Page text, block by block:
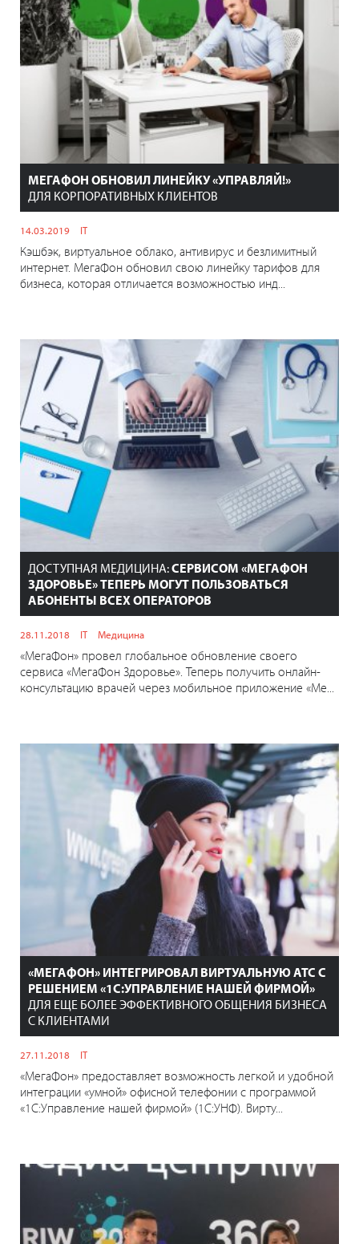
МЕГАФОН ОБНОВИЛ ЛИНЕЙКУ «УПРАВЛЯЙ!»
ДЛЯ КОРПОРАТИВНЫХ КЛИЕНТОВ
14.03.2019 IT
Кэшбэк, виртуальное облако, антивирус и безлимитный
интернет. МегаФон обновил свою линейку тарифов для
бизнеса, которая отличается возможностью инд...
ДОСТУПНАЯ МЕДИЦИНА:СЕРВИСОМ «МЕГАФОН
ЗДОРОВЬЕ» ТЕПЕРЬ МОГУТ ПОЛЬЗОВАТЬСЯ
АБОНЕНТЫ ВСЕХ ОПЕРАТОРОВ
28.11.2018 IT Медицина
«МегаФон» провел глобальное обновление своего
сервиса «МегаФон Здоровье». Теперь получить онлайн-
консультацию врачей через мобильное приложение «Ме...
«МЕГАФОН» ИНТЕГРИРОВАЛ ВИРТУАЛЬНУЮ АТС С
РЕШЕНИЕМ «1С:УПРАВЛЕНИЕ НАШЕЙ ФИРМОЙ»
ДЛЯ ЕЩЕ БОЛЕЕ ЭФФЕКТИВНОГО ОБЩЕНИЯ БИЗНЕСА
С КЛИЕНТАМИ
27.11.2018 IT
«МегаФон» предоставляет возможность легкой и удобной
интеграции «умной» офисной телефонии с программой
«1С:Управление нашей фирмой» (1C:УНФ). Вирту...